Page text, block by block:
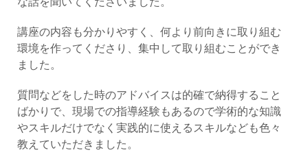
講座の内容も分かりやすく、何より前向きに取り組む
環境を作ってくださり、集中して取り組むことができ
ました。
質問などをした時のアドバイスは的確で納得すること
ばかりで、現場での指導経験もあるので学術的な知識
やスキルだけでなく実践的に使えるスキルなども色々
教えていただきました。